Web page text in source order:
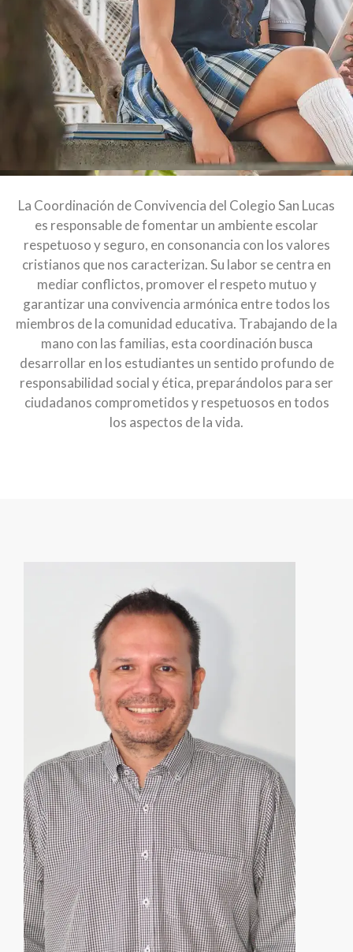
La Coordinación de Convivencia del Colegio San Lucas
es responsable de fomentar un ambiente escolar
respetuoso y seguro, en consonancia con los valores
cristianos que nos caracterizan. Su labor se centra en
mediar conflictos, promover el respeto mutuo y
garantizar una convivencia armónica entre todos los
miembros de la comunidad educativa. Trabajando de la
mano con las familias, esta coordinación busca
desarrollar en los estudiantes un sentido profundo de
responsabilidad social y ética, preparándolos para ser
ciudadanos comprometidos y respetuosos en todos
los aspectos de la vida.